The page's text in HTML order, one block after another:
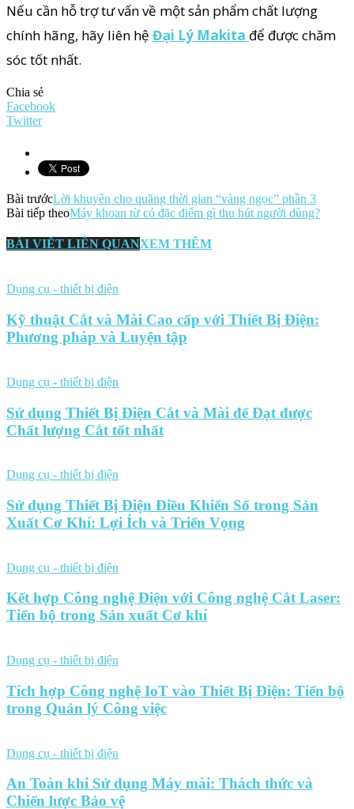
Nếu cần hỗ trợ tư vấn về một sản phẩm chất lượng
chính hãng, hãy liên hệ Đại Lý Makita để được chăm
sóc tốt nhất.
Chia sẻ
Facebook
Twitter
Bài trướcLời khuyên cho quãng thời gian “vàng ngọc” phần 3
Bài tiếp theoMáy khoan từ có đặc điểm gì thu hút người dùng?
BÀI VIẾT LIÊN QUANXEM THÊM
Dụng cụ - thiết bị điện
Kỹ thuật Cắt và Mài Cao cấp với Thiết Bị Điện:
Phương pháp và Luyện tập
Dụng cụ - thiết bị điện
Sử dụng Thiết Bị Điện Cắt và Mài để Đạt được
Chất lượng Cắt tốt nhất
Dụng cụ - thiết bị điện
Sử dụng Thiết Bị Điện Điều Khiển Số trong Sản
Xuất Cơ Khí: Lợi Ích và Triển Vọng
Dụng cụ - thiết bị điện
Kết hợp Công nghệ Điện với Công nghệ Cắt Laser:
Tiến bộ trong Sản xuất Cơ khí
Dụng cụ - thiết bị điện
Tích hợp Công nghệ IoT vào Thiết Bị Điện: Tiến bộ
trong Quản lý Công việc
Dụng cụ - thiết bị điện
An Toàn khi Sử dụng Máy mài: Thách thức và
Chiến lược Bảo vệ